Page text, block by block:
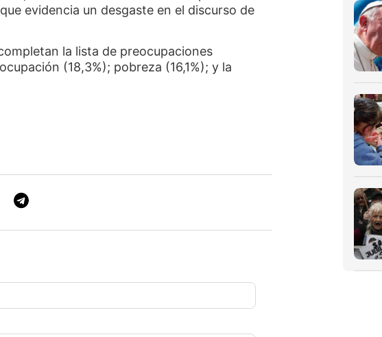
evidencia un desgaste en el discurso de
la lista de preocupaciones
(18,3%); pobreza (16,1%); y la